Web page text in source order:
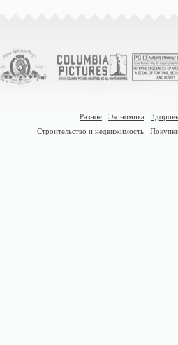
Разное Экономика
Строительство и недвижимость